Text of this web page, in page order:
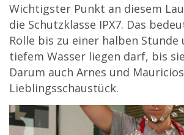
Wichtigster Punkt an diesem
die Schutzklasse IPX7. Das
Rolle bis zu einer halben
tiefem Wasser liegen darf, bis
Darum auch Arnes und Mauricios
Lieblingsschaustück.